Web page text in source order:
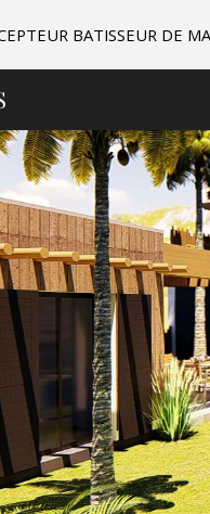
BATISSEUR DE